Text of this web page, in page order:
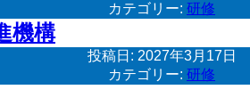
カテゴリー: 研修
機構
投稿日: 2027年3月17日
カテゴリー: 研修